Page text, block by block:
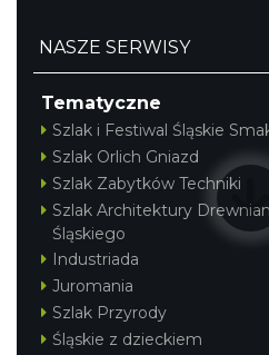
NASZE SERWISY
Tematyczne
Szlak i Festiwal Śląskie
Szlak Orlich Gniazd
Szlak Zabytków Techniki
Szlak Architektury
Śląskiego
Industriada
Juromania
Szlak Przyrody
Śląskie z dzieckiem